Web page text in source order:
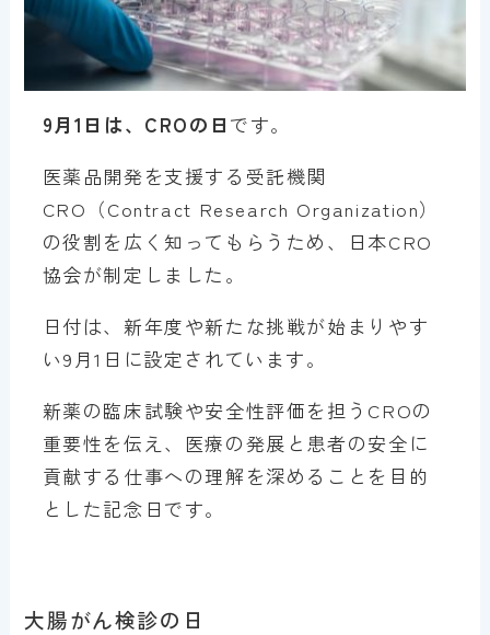
9月1日は、CROの日 です。
医薬品開発を支援する受託機関
CRO（Contract Research Organization）
の役割を広く知ってもらうため、日本CRO
協会が制定しました。
日付は、新年度や新たな挑戦が始まりやす
い9月1日に設定されています。
新薬の臨床試験や安全性評価を担うCROの
重要性を伝え、医療の発展と患者の安全に
貢献する仕事への理解を深めることを目的
とした記念日です。
大腸がん検診の日